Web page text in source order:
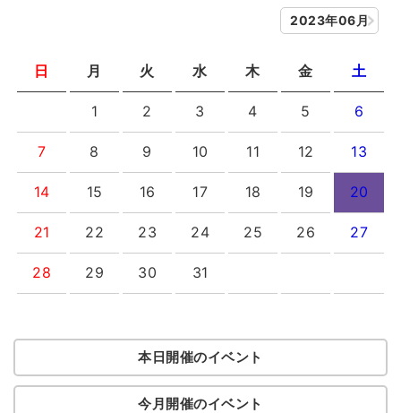
2023年06月
日 月 火 水 木 金 土
1 2 3 4 5 6
7 8 9 10 11 12 13
14 15 16 17 18 19 20
21 22 23 24 25 26 27
28 29 30 31
本日開催のイベント
今月開催のイベント